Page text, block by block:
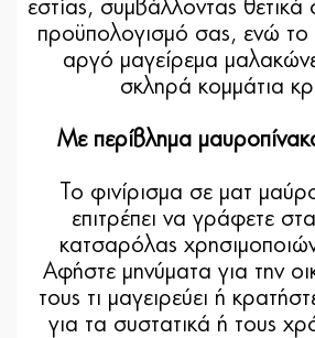
εστίας, συμβάλλοντας θετικά
προϋπολογισμό σας, ενώ το
αργό μαγείρεμα
σκληρά κομμάτια
Με περίβλημα
Το φινίρισμα σε ματ
επιτρέπει να γράφετε
κατσαρόλας
Αφήστε μηνύματα για την
τους τι μαγειρεύει ή
για τα συστατικά ή τους